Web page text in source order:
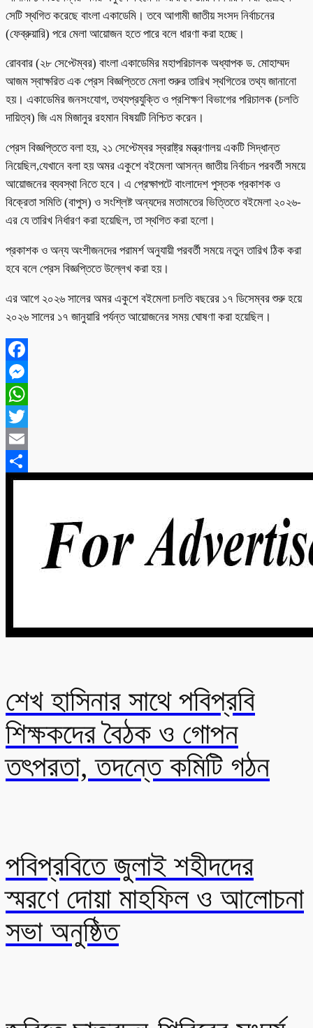
সেটি স্থগিত করেছে বাংলা একাডেমি। তবে আগামী জাতীয় সংসদ নির্বাচনের
(ফেব্রুয়ারি) পরে মেলা আয়োজন হতে পারে বলে ধারণা করা হচ্ছে।
রোববার (২৮ সেপ্টেম্বর) বাংলা একাডেমির মহাপরিচালক অধ্যাপক ড. মোহাম্মদ
আজম স্বাক্ষরিত এক প্রেস বিজ্ঞপ্তিতে মেলা শুরুর তারিখ স্থগিতের তথ্য জানানো
হয়। একাডেমির জনসংযোগ, তথ্যপ্রযুক্তি ও প্রশিক্ষণ বিভাগের পরিচালক (চলতি
দায়িত্ব) জি এম মিজানুর রহমান বিষয়টি নিশ্চিত করেন।
প্রেস বিজ্ঞপ্তিতে বলা হয়, ২১ সেপ্টেম্বর স্বরাষ্ট্র মন্ত্রণালয় একটি সিদ্ধান্ত
নিয়েছিল,যেখানে বলা হয় অমর একুশে বইমেলা আসন্ন জাতীয় নির্বাচন পরবর্তী সময়ে
আয়োজনের ব্যবস্থা নিতে হবে। এ প্রেক্ষাপটে বাংলাদেশ পুস্তক প্রকাশক ও
বিক্রেতা সমিতি (বাপুস) ও সংশ্লিষ্ট অন্যদের মতামতের ভিত্তিতে বইমেলা ২০২৬-
এর যে তারিখ নির্ধারণ করা হয়েছিল, তা স্থগিত করা হলো।
প্রকাশক ও অন্য অংশীজনদের পরামর্শ অনুযায়ী পরবর্তী সময়ে নতুন তারিখ ঠিক করা
হবে বলে প্রেস বিজ্ঞপ্তিতে উল্লেখ করা হয়।
এর আগে ২০২৬ সালের অমর একুশে বইমেলা চলতি বছরের ১৭ ডিসেম্বর শুরু হয়ে
২০২৬ সালের ১৭ জানুয়ারি পর্যন্ত আয়োজনের সময় ঘোষণা করা হয়েছিল।
Facebook
Messenger
WhatsApp
Twitter
Email
Share
শেখ হাসিনার সাথে পবিপ্রবি
শিক্ষকদের বৈঠক ও গোপন
তৎপরতা, তদন্তে কমিটি গঠন
পবিপ্রবিতে জুলাই শহীদদের
স্মরণে দোয়া মাহফিল ও আলোচনা
সভা অনুষ্ঠিত